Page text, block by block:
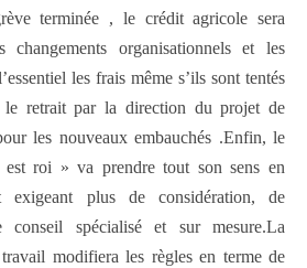
terminée , le crédit agricole sera
organisationnels et les
les frais même s’ils sont tentés
le retrait par la direction du projet de
les nouveaux embauchés .Enfin, le
roi » va prendre tout son sens en
exigeant plus de considération, de
conseil spécialisé et sur mesure.La
modifiera les règles en terme de